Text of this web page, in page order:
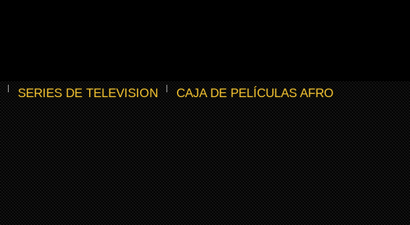
SERIES DE TELEVISION CAJA DE PELÍCULAS AFRO